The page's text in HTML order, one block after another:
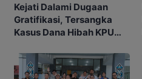
Kejati Dalami Dugaan
Gratifikasi, Tersangka
Kasus Dana Hibah KPU